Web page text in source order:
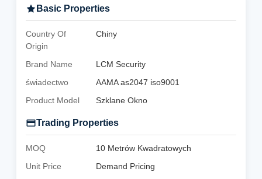
Basic Properties
Country Of
Origin
Chiny
Brand Name
LCM Security
świadectwo
AAMA as2047 iso9001
Product Model
Szklane Okno
Trading Properties
MOQ
10 Metrów Kwadratowych
Unit Price
Demand Pricing